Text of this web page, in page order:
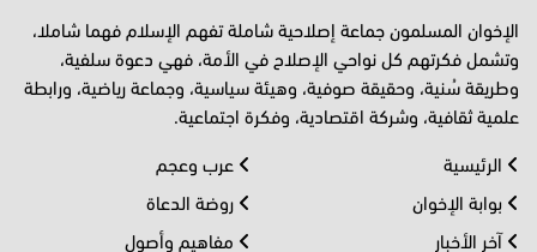
الإخوان المسلمون جماعة إصلاحية شاملة تفهم الإسلام فهما شاملا،
وتشمل فكرتهم كل نواحي الإصلاح في الأمة، فهي دعوة سلفية،
وطريقة سُنية، وحقيقة صوفية، وهيئة سياسية، وجماعة رياضية، ورابطة
علمية ثقافية، وشركة اقتصادية، وفكرة اجتماعية.
الرئيسية
بوابة الإخوان
آخر الأخبار
عرب وعجم
روضة الدعاة
مفاهيم وأصول